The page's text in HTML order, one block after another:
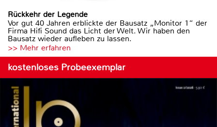
Rückkehr der Legende
Vor gut 40 Jahren erblickte der Bausatz „Monitor 1“ der
Firma Hifi Sound das Licht der Welt. Wir haben den
Bausatz wieder aufleben zu lassen.
>> Mehr erfahren
kostenloses Probeexemplar